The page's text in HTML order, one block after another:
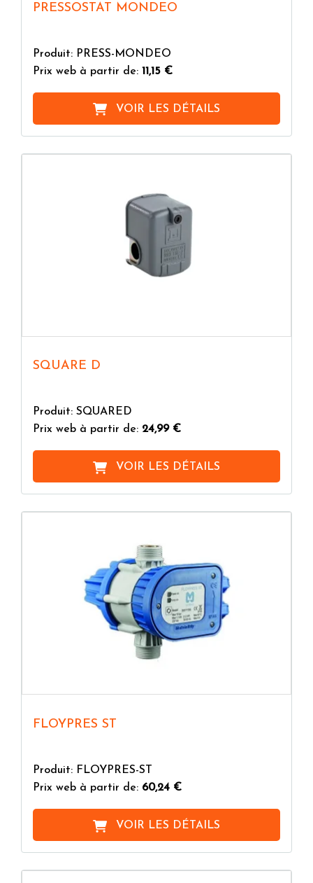
PRESSOSTAT MONDEO
Produit: PRESS-MONDEO
Prix web à partir de: 11,15 €
VOIR LES DÉTAILS
SQUARE D
Produit: SQUARED
Prix web à partir de: 24,99 €
VOIR LES DÉTAILS
FLOYPRES ST
Produit: FLOYPRES-ST
Prix web à partir de: 60,24 €
VOIR LES DÉTAILS